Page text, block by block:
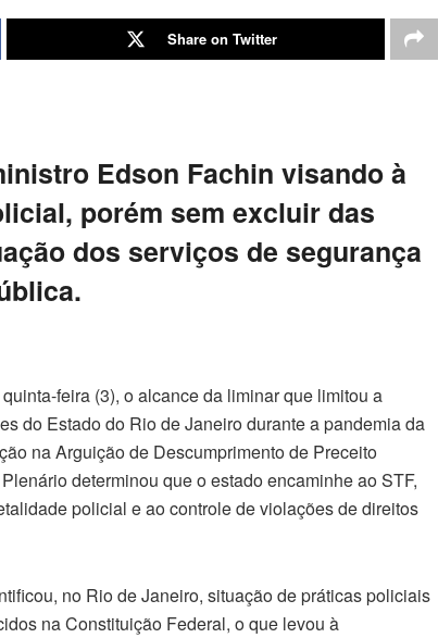
Share on Twitter
Edson Fachin visando à
porém sem excluir das
dos serviços de segurança
feira (3), o alcance da liminar que limitou a
do Estado do Rio de Janeiro durante a pandemia da
na Arguição de Descumprimento de Preceito
determinou que o estado encaminhe ao STF,
policial e ao controle de violações de direitos
no Rio de Janeiro, situação de práticas policiais
na Constituição Federal, o que levou à